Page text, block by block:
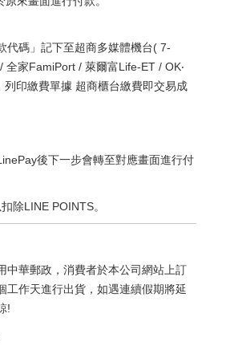
代碼」記下至超商多媒體機台( 7-
全家FamiPort / 萊爾富Life-ET / OK‧
列印繳費單據 超商櫃台繳費即交易成
後下一步會轉至對應畫面進行付
除LINE POINTS。
中華郵政，消費者於本公司網站上訂
工作天進行出貨，如遇連續假期將延
!